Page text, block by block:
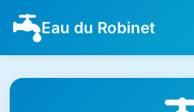
Eau du Robinet